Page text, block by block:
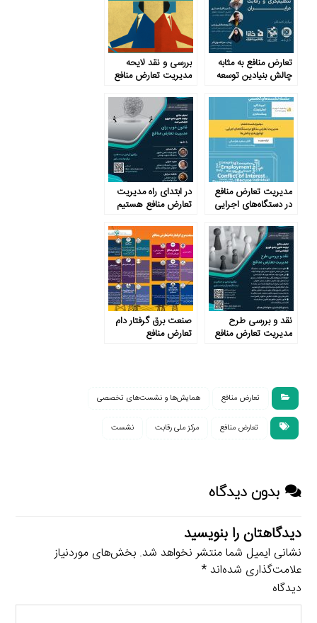
تعارض منافع به مثابه
چالش بنیادین توسعه
بررسی و نقد لایحه
مدیریت تعارض منافع
مدیریت تعارض منافع
در دستگاه‌های اجرایی
در ابتدای راه مدیریت
تعارض منافع هستیم
نقد و بررسی طرح
مدیریت تعارض منافع
صنعت برق گرفتار دام
تعارض منافع
تعارض منافع همایش‌ها و نشست‌های تخصصی
تعارض منافع مرکز ملی رقابت نشست
بدون دیدگاه
دیدگاهتان را بنویسید
نشانی ایمیل شما منتشر نخواهد شد. بخش‌های موردنیاز
علامت‌گذاری شده‌اند*
دیدگاه